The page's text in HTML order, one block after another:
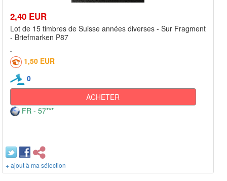
2,40 EUR
Lot de 15 timbres de Suisse années diverses - Sur Fragment
- Briefmarken P87
1,50 EUR
0
ACHETER
FR - 57***
+ ajout à ma sélection